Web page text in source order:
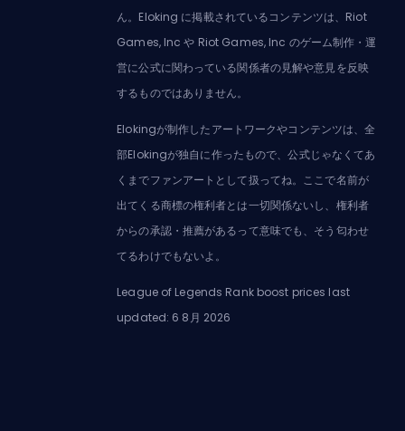
ん。Eloking に掲載されているコンテンツは、Riot
Games, Inc や Riot Games, Inc のゲーム制作・運
営に公式に関わっている関係者の見解や意見を反映
するものではありません。
Elokingが制作したアートワークやコンテンツは、全
部Elokingが独自に作ったもので、公式じゃなくてあ
くまでファンアートとして扱ってね。ここで名前が
出てくる商標の権利者とは一切関係ないし、権利者
からの承認・推薦があるって意味でも、そう匂わせ
てるわけでもないよ。
League of Legends Rank boost prices last
updated: 6 8月 2026